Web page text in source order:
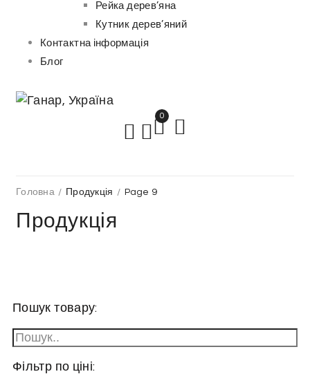
Рейка дерев’яна
Кутник дерев’яний
Контактна інформація
Блог
0
Головна / Продукція / Page 9
Продукція
Пошук товару:
Фільтр по ціні: